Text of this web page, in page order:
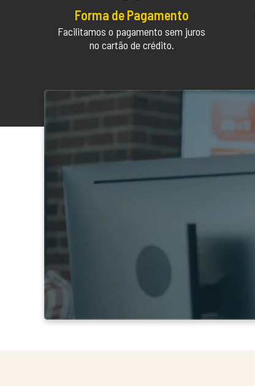
Forma de Pagamento
Facilitamos o pagamento sem juros
no cartão de crédito.